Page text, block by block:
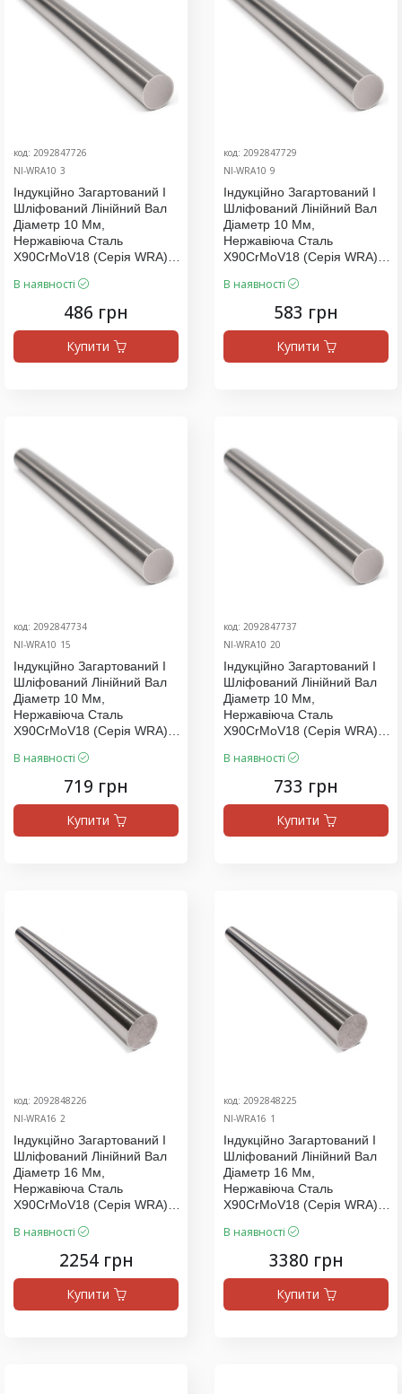
код: 2092847726
NI-WRA10_3
Індукційно Загартований І
Шліфований Лінійний Вал
Діаметр 10 Мм,
Нержавіюча Сталь
X90CrMoV18 (серія WRA),
В наявності
486 грн
Купити
код: 2092847729
NI-WRA10_9
Індукційно Загартований І
Шліфований Лінійний Вал
Діаметр 10 Мм,
Нержавіюча Сталь
X90CrMoV18 (серія WRA),
В наявності
583 грн
Купити
код: 2092847734
NI-WRA10_15
Індукційно Загартований І
Шліфований Лінійний Вал
Діаметр 10 Мм,
Нержавіюча Сталь
X90CrMoV18 (серія WRA),
В наявності
719 грн
Купити
код: 2092847737
NI-WRA10_20
Індукційно Загартований І
Шліфований Лінійний Вал
Діаметр 10 Мм,
Нержавіюча Сталь
X90CrMoV18 (серія WRA),
В наявності
733 грн
Купити
код: 2092848226
NI-WRA16_2
Індукційно Загартований І
Шліфований Лінійний Вал
Діаметр 16 Мм,
Нержавіюча Сталь
X90CrMoV18 (серія WRA),
В наявності
2254 грн
Купити
код: 2092848225
NI-WRA16_1
Індукційно Загартований І
Шліфований Лінійний Вал
Діаметр 16 Мм,
Нержавіюча Сталь
X90CrMoV18 (серія WRA),
В наявності
3380 грн
Купити